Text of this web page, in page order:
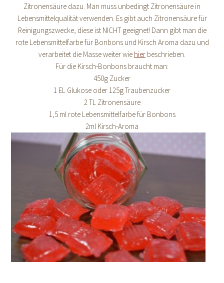
Zitronensäure dazu. Man muss unbedingt Zitronensäure in
Lebensmittelqualität verwenden. Es gibt auch Zitronensäure für
Reinigungszwecke, diese ist NICHT geeignet! Dann gibt man die
rote Lebensmittelfarbe für Bonbons und Kirsch Aroma dazu und
verarbeitet die Masse weiter wie hier beschrieben.
Für die Kirsch-Bonbons braucht man:
450g Zucker
1 EL Glukose oder 125g Traubenzucker
2 TL Zitronensäure
1,5 ml rote Lebensmittelfarbe für Bonbons
2ml Kirsch-Aroma